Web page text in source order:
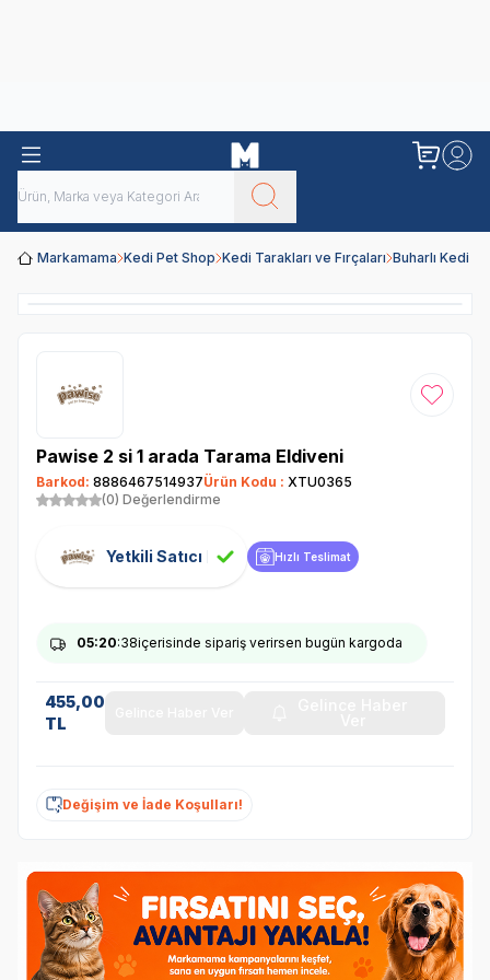
Markamama Kedi Pet Shop Kedi Tarakları ve Fırçaları Buharlı Kedi
Favoriye
Pawise 2 si 1 arada Tarama Eldiveni
Barkod: 8886467514937Ürün Kodu : XTU0365
(0) Değerlendirme
Yetkili Satıcı Hızlı Teslimat
05:20:37içerisinde sipariş verirsen bugün kargoda
455,00
TL
Değişim ve İade Koşulları!